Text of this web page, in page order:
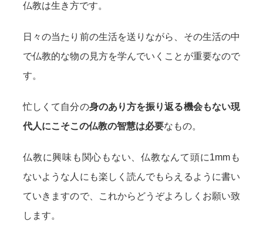
仏教は生き方です。
日々の当たり前の生活を送りながら、その生活の中
で仏教的な物の見方を学んでいくことが重要なので
す。
忙しくて自分の身のあり方を振り返る機会もない現
代人にこそこの仏教の智慧は必要なもの。
仏教に興味も関心もない、仏教なんて頭に1mmも
ないような人にも楽しく読んでもらえるように書い
ていきますので、これからどうぞよろしくお願い致
します。